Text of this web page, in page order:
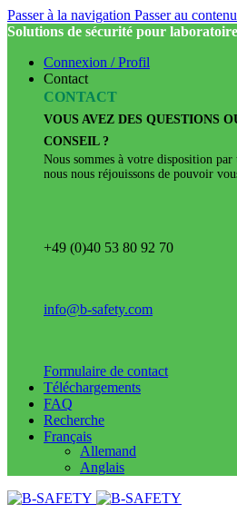
Passer à la navigation Passer au
Solutions de sécurité pour
Connexion / Profil
Contact
CONTACT
VOUS AVEZ DES QUESTIONS
CONSEIL ?
Nous sommes à votre disposition par
nous nous réjouissons de pouvoir
+49 (0)40 53 80 92 70
info@b-safety.com
Formulaire de contact
Téléchargements
FAQ
Recherche
Français
Allemand
Anglais